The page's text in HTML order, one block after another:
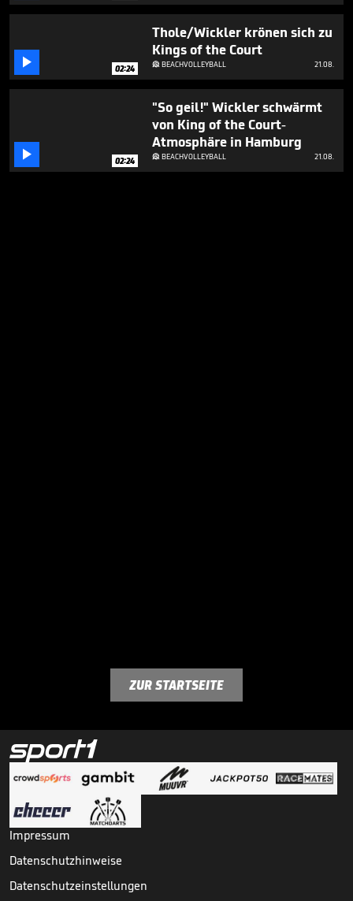
 02:24
Thole/Wickler krönen sich zu
Kings of the Court
 BEACHVOLLEYBALL 21.08.
 02:24
"So geil!" Wickler schwärmt
von King of the Court-
Atmosphäre in Hamburg
 BEACHVOLLEYBALL 21.08.
ZUR STARTSEITE
Impressum
Datenschutzhinweise
Datenschutzeinstellungen